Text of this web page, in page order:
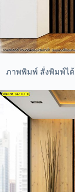
ภาพพิมพ์ สั่งพิมพ์ไ